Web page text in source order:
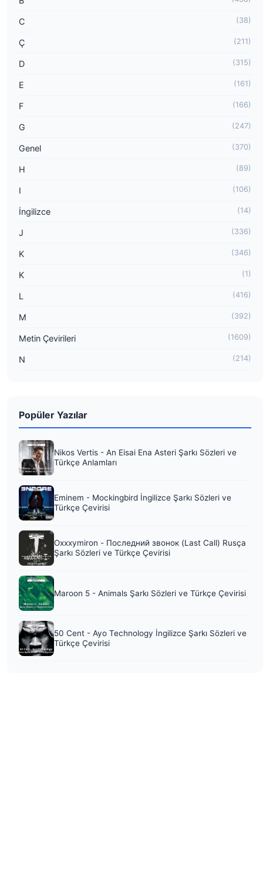
C (38)
Ç (211)
D (315)
E (161)
F (166)
G (247)
Genel (370)
H (89)
I (106)
İngilizce (14)
J (336)
K (346)
K (1)
L (416)
M (392)
Metin Çevirileri (1609)
N (214)
Popüler Yazılar
Nikos Vertis - An Eisai Ena Asteri Şarkı Sözleri ve
Türkçe Anlamları
Eminem - Mockingbird İngilizce Şarkı Sözleri ve
Türkçe Çevirisi
Oxxxymiron - Последний звонок (Last Call) Rusça
Şarkı Sözleri ve Türkçe Çevirisi
Maroon 5 - Animals Şarkı Sözleri ve Türkçe Çevirisi
50 Cent - Ayo Technology İngilizce Şarkı Sözleri ve
Türkçe Çevirisi